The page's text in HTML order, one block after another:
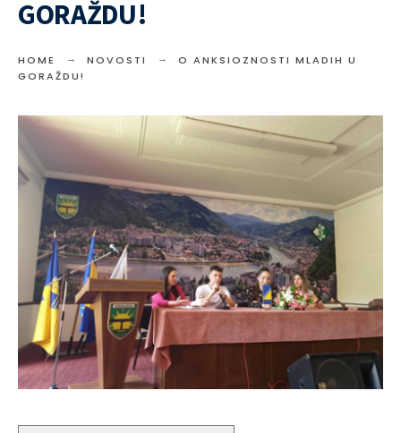
GORAŽDU!
HOME NOVOSTI
O ANKSIOZNOSTI MLADIH U
GORAŽDU!